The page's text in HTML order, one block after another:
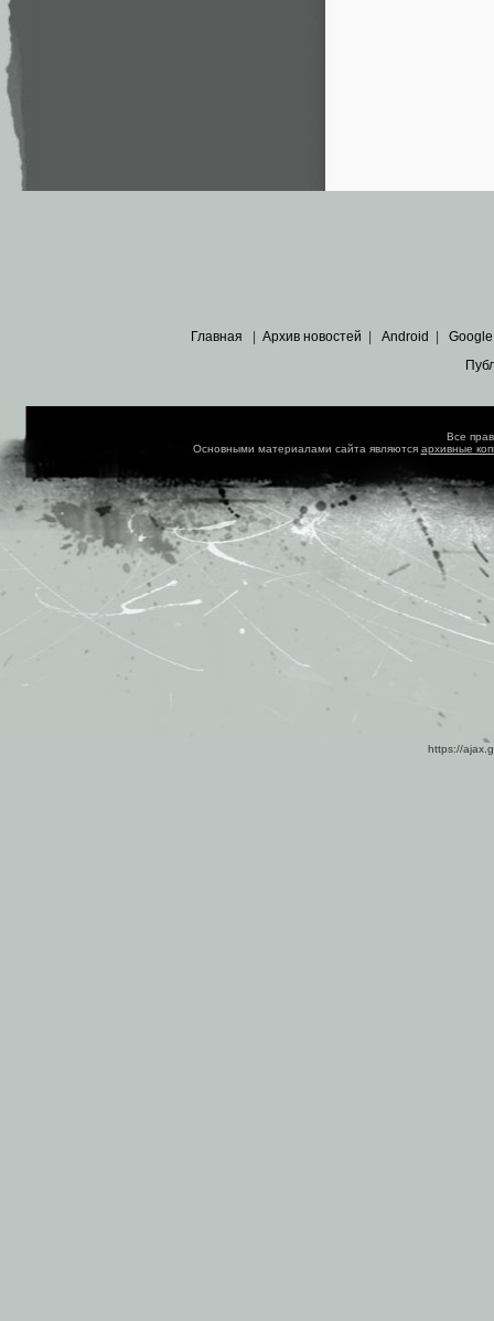
Главная Архив новостей Android Google
Все
Основными материалами сайта являются архивные
https://